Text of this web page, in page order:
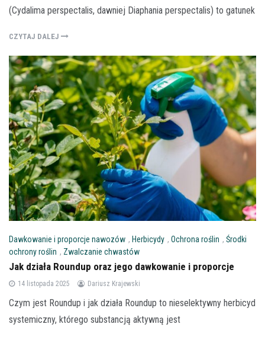
(Cydalima perspectalis, dawniej Diaphania perspectalis) to gatunek
CZYTAJ DALEJ
Dawkowanie i proporcje nawozów , Herbicydy , Ochrona roślin , Środki
ochrony roślin , Zwalczanie chwastów
Jak działa Roundup oraz jego dawkowanie i proporcje
14 listopada 2025 Dariusz Krajewski
Czym jest Roundup i jak działa Roundup to nieselektywny herbicyd
systemiczny, którego substancją aktywną jest